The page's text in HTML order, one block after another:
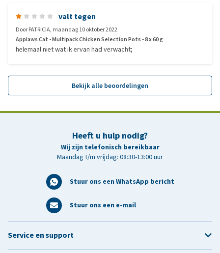
valt tegen
DoorPATRICIA, maandag 10 oktober 2022
Applaws Cat - Multipack Chicken Selection Pots - 8 x 60 g
helemaal niet wat ik ervan had verwacht;
Bekijk alle beoordelingen
Heeft u hulp nodig?
Wij zijn telefonisch bereikbaar
Maandag t/m vrijdag: 08:30-13:00 uur
Stuur ons een WhatsApp bericht
Stuur ons een e-mail
Service en support